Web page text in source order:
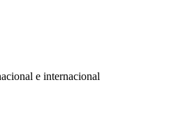
e internacional